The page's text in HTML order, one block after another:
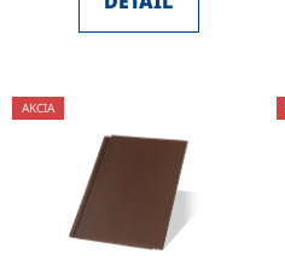
AKCIA